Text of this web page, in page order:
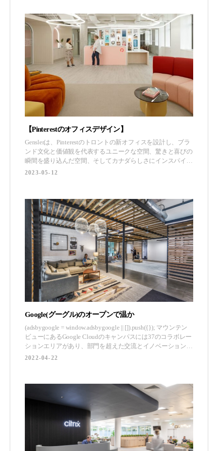
【Pinterestのオフィスデザイン】
Genslerは、Pinterestのトロントの新オフィスを設計し、ブラ
ンド文化と価値観を代表するユニークな空間、驚きと喜びの
瞬間を盛り込んだ空間、そしてカナダらしさにインスパイア
された空間を作り上げることに努めました。 (adsbygoogle =
2023-05-12
Google(グーグル)のオープンで温か
(adsbygoogle = window.adsbygoogle || []).push({}); マウンテン
ビューにあるGoogle Cloudのキャンパスには37のコラボレー
ションエリアがあり、部門を超えた交流とイノベーションの
ための理想的なコネクティビティを提供しています。 Blitz
2022-04-22